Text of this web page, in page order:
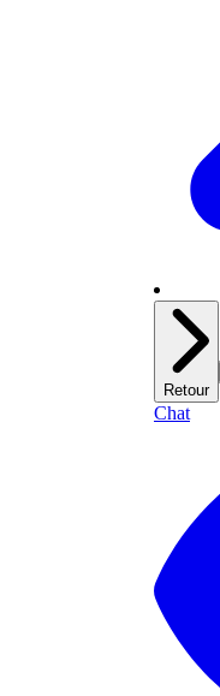
Retour
Chat